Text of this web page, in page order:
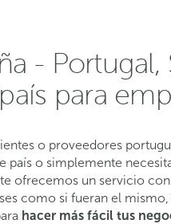
- Portugal,
para
o proveedores
país o simplemente
ofrecemos un servicio
como si fueran el
hacer más fácil tus